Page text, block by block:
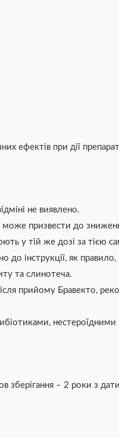
ефектів при дії
не виявлено.
призвести до
у тій же дозі за тією
до інструкції, як
та слинотеча.
прийому Бравекто,
зберігання – 2 роки з